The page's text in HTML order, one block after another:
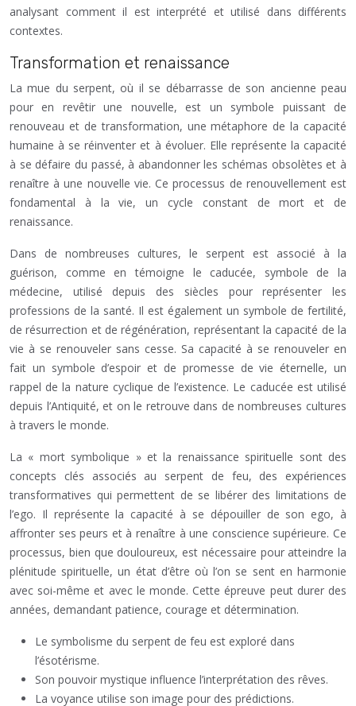
analysant comment il est interprété et utilisé dans différents
contextes.
Transformation et renaissance
La mue du serpent, où il se débarrasse de son ancienne peau
pour en revêtir une nouvelle, est un symbole puissant de
renouveau et de transformation, une métaphore de la capacité
humaine à se réinventer et à évoluer. Elle représente la capacité
à se défaire du passé, à abandonner les schémas obsolètes et à
renaître à une nouvelle vie. Ce processus de renouvellement est
fondamental à la vie, un cycle constant de mort et de
renaissance.
Dans de nombreuses cultures, le serpent est associé à la
guérison, comme en témoigne le caducée, symbole de la
médecine, utilisé depuis des siècles pour représenter les
professions de la santé. Il est également un symbole de fertilité,
de résurrection et de régénération, représentant la capacité de la
vie à se renouveler sans cesse. Sa capacité à se renouveler en
fait un symbole d’espoir et de promesse de vie éternelle, un
rappel de la nature cyclique de l’existence. Le caducée est utilisé
depuis l’Antiquité, et on le retrouve dans de nombreuses cultures
à travers le monde.
La « mort symbolique » et la renaissance spirituelle sont des
concepts clés associés au serpent de feu, des expériences
transformatives qui permettent de se libérer des limitations de
l’ego. Il représente la capacité à se dépouiller de son ego, à
affronter ses peurs et à renaître à une conscience supérieure. Ce
processus, bien que douloureux, est nécessaire pour atteindre la
plénitude spirituelle, un état d’être où l’on se sent en harmonie
avec soi-même et avec le monde. Cette épreuve peut durer des
années, demandant patience, courage et détermination.
Le symbolisme du serpent de feu est exploré dans
l’ésotérisme.
Son pouvoir mystique influence l’interprétation des rêves.
La voyance utilise son image pour des prédictions.